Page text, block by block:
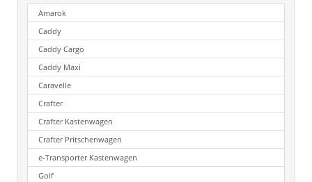
Amarok
Caddy
Caddy Cargo
Caddy Maxi
Caravelle
Crafter
Crafter Kastenwagen
Crafter Pritschenwagen
e-Transporter Kastenwagen
Golf